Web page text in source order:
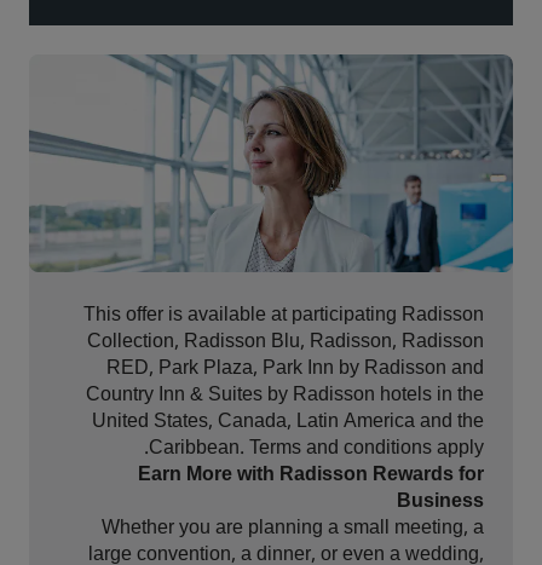
This offer is available at participating Radisson
Collection, Radisson Blu, Radisson, Radisson
RED, Park Plaza, Park Inn by Radisson and
Country Inn & Suites by Radisson hotels in the
United States, Canada, Latin America and the
Caribbean. Terms and conditions apply.
Earn More with Radisson Rewards for
Business
Whether you are planning a small meeting, a
large convention, a dinner, or even a wedding,